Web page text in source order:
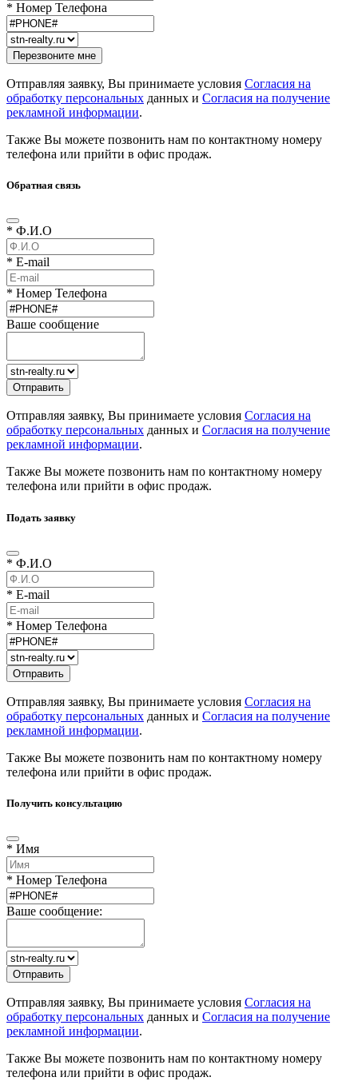
* Номер Телефона
Отправляя заявку, Вы принимаете условия Согласия на
обработку персональных данных и Согласия на получение
рекламной информации.
Также Вы можете позвонить нам по контактному номеру
телефона или прийти в офис продаж.
Обратная связь
* Ф.И.О
* E-mail
* Номер Телефона
Ваше сообщение
Отправляя заявку, Вы принимаете условия Согласия на
обработку персональных данных и Согласия на получение
рекламной информации.
Также Вы можете позвонить нам по контактному номеру
телефона или прийти в офис продаж.
Подать заявку
* Ф.И.О
* E-mail
* Номер Телефона
Отправляя заявку, Вы принимаете условия Согласия на
обработку персональных данных и Согласия на получение
рекламной информации.
Также Вы можете позвонить нам по контактному номеру
телефона или прийти в офис продаж.
Получить консультацию
* Имя
* Номер Телефона
Ваше сообщение:
Отправляя заявку, Вы принимаете условия Согласия на
обработку персональных данных и Согласия на получение
рекламной информации.
Также Вы можете позвонить нам по контактному номеру
телефона или прийти в офис продаж.